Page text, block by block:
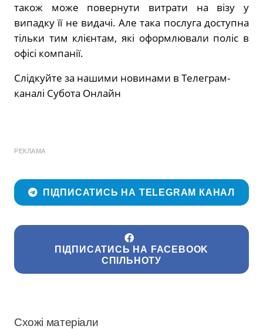
також може повернути витрати на візу у
випадку її не видачі. Але така послуга доступна
тільки тим клієнтам, які оформлювали поліс в
офісі компанії.
Слідкуйте за нашими новинами в Телеграм-
каналі Субота Онлайн
РЕКЛАМА
ПІДПИСАТИСЬ НА TELEGRAM КАНАЛ
ПІДПИСАТИСЬ НА FACEBOOK
СПІЛЬНОТУ
Схожі матеріали